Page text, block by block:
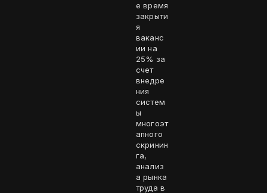
е время
закрыти
я
ваканс
ии на
25% за
счет
внедре
ния
систем
ы
многоэт
апного
скринин
га,
анализ
а рынка
труда в